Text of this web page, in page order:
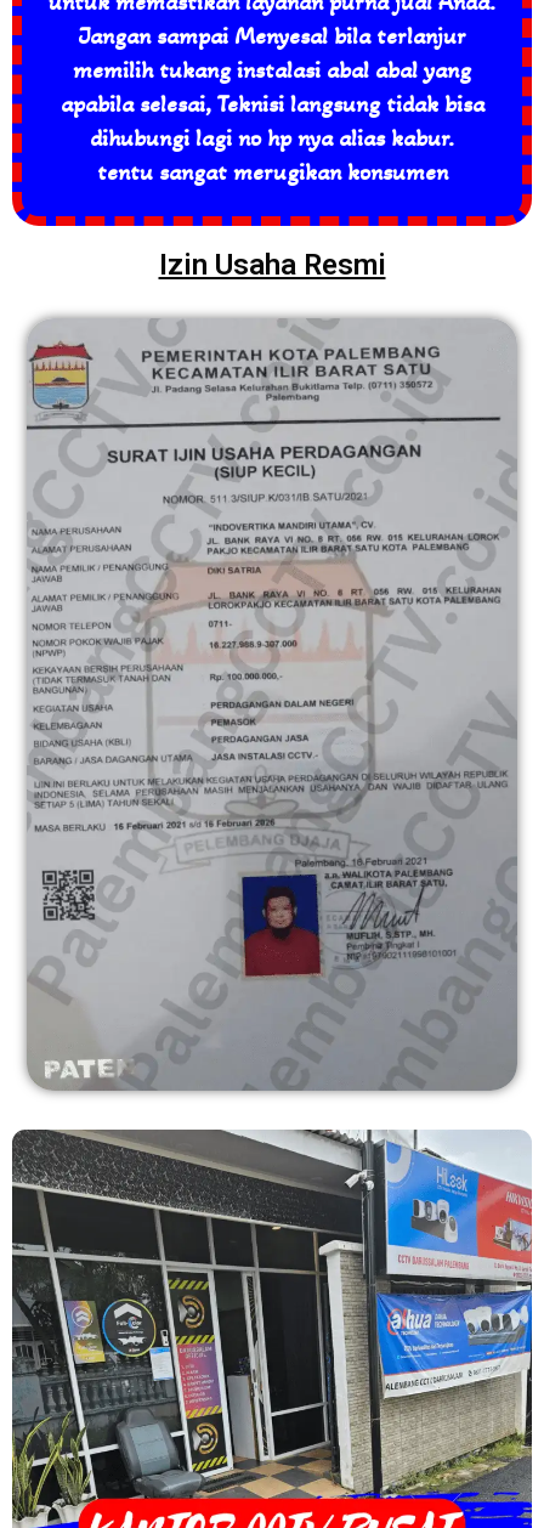
Jangan sampai Menyesal bila terlanjur
memilih tukang instalasi abal abal yang
apabila selesai, Teknisi langsung tidak bisa
dihubungi lagi no hp nya alias kabur.
tentu sangat merugikan konsumen
Izin Usaha Resmi